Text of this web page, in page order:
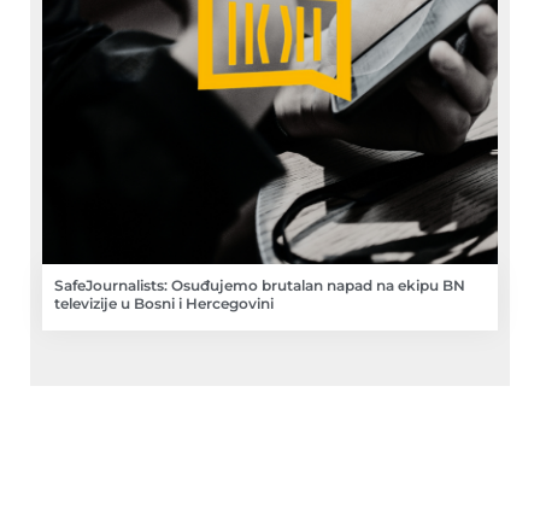
SafeJournalists: Osuđujemo brutalan napad na ekipu BN
televizije u Bosni i Hercegovini